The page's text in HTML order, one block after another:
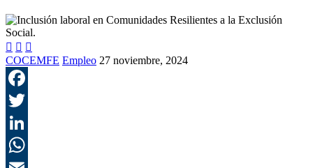
  
COCEMFE Empleo 27 noviembre, 2024